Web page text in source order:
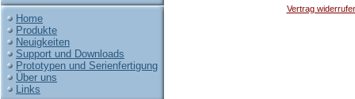
Home
Produkte
Neuigkeiten
Support und Downloads
Prototypen und Serienfertigung
Über uns
Links
Vertrag